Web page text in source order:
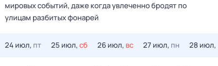
мировых событий, даже когда увлеченно бродят по
улицам разбитых фонарей
24 июл, пт 25 июл,сб 26 июл, вс 27 июл, пн 28 июл,